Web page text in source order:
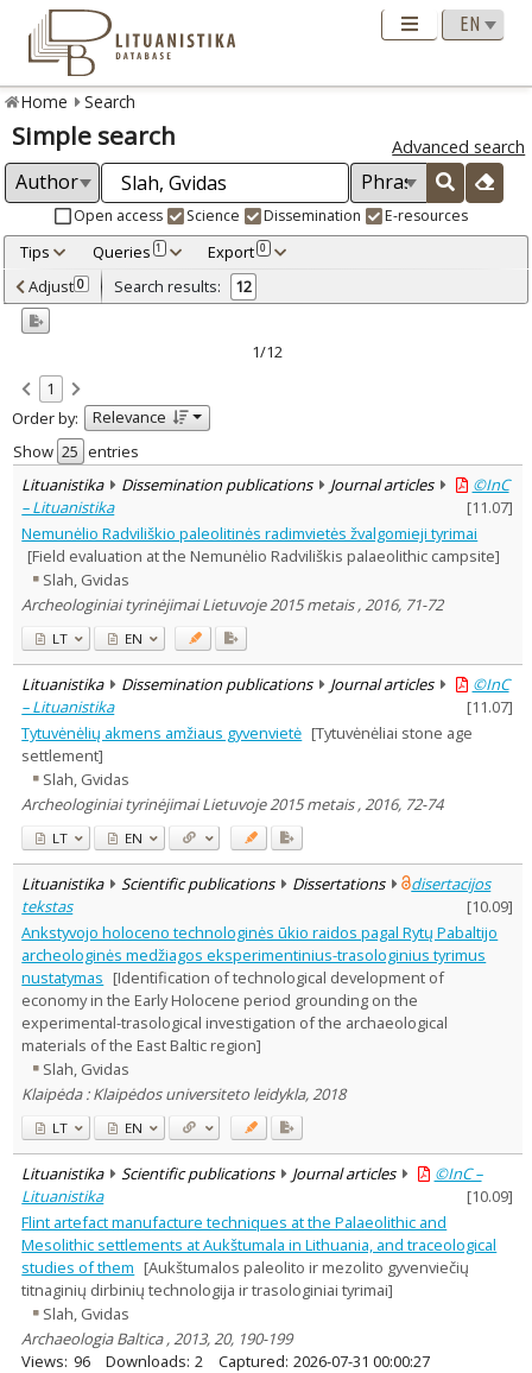
Home Search
Simple search Advanced search
Open access Science Dissemination E-resources
Tips Queries 1 Export 0
Adjusted by criteria 0
Year
Refine
Open access
Scientific publications 10
Dissemination publications
Document Type:
Books & books parts 2
Journal articles
Dissertations 1
Subject area:
Archaeology
12
Text language
Country of publication
Lithuanian place names
Subject
Journal
Adjust 0 Search results: 12
1/12
1
Order by:
Relevance
Show
entries
Lituanistika
Dissemination publications Journal articles
©InC
– Lituanistika
[11.07]
Nemunėlio Radviliškio paleolitinės radimvietės žvalgomieji tyrimai
[Field evaluation at the Nemunėlio Radviliškis palaeolithic campsite]
Slah, Gvidas
Archeologiniai tyrinėjimai Lietuvoje 2015 metais , 2016, 71-72
LT EN
Lituanistika Dissemination publications Journal articles
©InC
– Lituanistika
[11.07]
Tytuvėnėlių akmens amžiaus gyvenvietė [Tytuvėnėliai stone age
settlement]
Slah, Gvidas
Archeologiniai tyrinėjimai Lietuvoje 2015 metais , 2016, 72-74
LT EN
Lituanistika Scientific publications Dissertations
disertacijos
tekstas
[10.09]
Ankstyvojo holoceno technologinės ūkio raidos pagal Rytų Pabaltijo
archeologinės medžiagos eksperimentinius-trasologinius tyrimus
nustatymas [Identification of technological development of
economy in the Early Holocene period grounding on the
experimental-trasological investigation of the archaeological
materials of the East Baltic region]
Slah, Gvidas
Klaipėda : Klaipėdos universiteto leidykla, 2018
LT EN
Lituanistika Scientific publications Journal articles
©InC –
Lituanistika
[10.09]
Flint artefact manufacture techniques at the Palaeolithic and
Mesolithic settlements at Aukštumala in Lithuania, and traceological
studies of them [Aukštumalos paleolito ir mezolito gyvenviečių
titnaginių dirbinių technologija ir trasologiniai tyrimai]
Slah, Gvidas
Archaeologia Baltica , 2013, 20, 190-199
Views: 96 Downloads: 2 Captured: 2026-07-31 00:00:27